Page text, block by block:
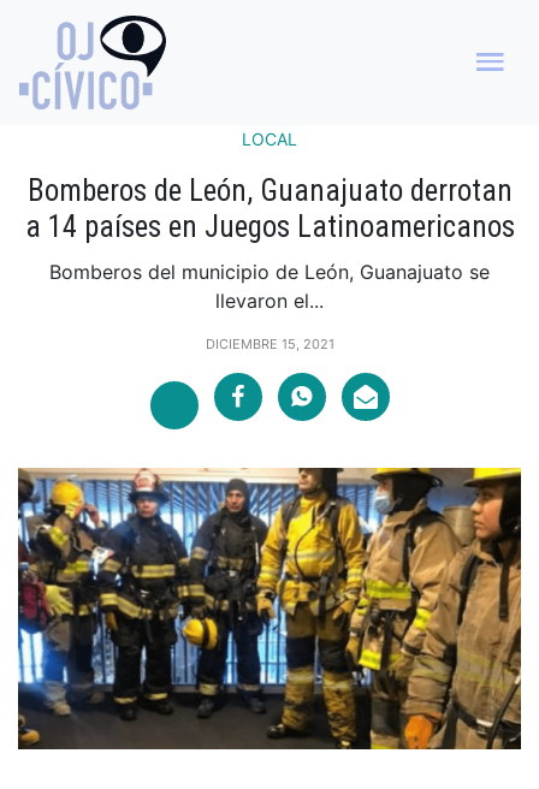
LOCAL
Bomberos de León, Guanajuato derrotan
a 14 países en Juegos Latinoamericanos
Bomberos del municipio de León, Guanajuato se
llevaron el...
DICIEMBRE 15, 2021